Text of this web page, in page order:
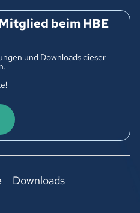
beim HBE
und Downloads dieser
Downloads